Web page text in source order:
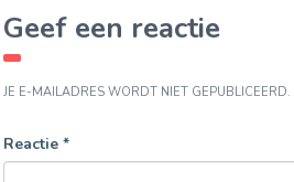
Geef een reactie
JE E-MAILADRES WORDT NIET GEPUBLICEERD.
Reactie *